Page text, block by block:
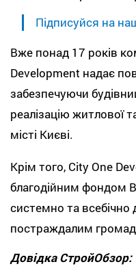
Підписуйся на
Вже понад 17 років
Development надає
забезпечуючи
реалізацію житлової
місті Києві.
Крім того, City One
благодійним фондом
системно та
постраждалим
Довідка СтройОбзор: